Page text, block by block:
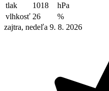
tlak
1018
hPa
vlhkosť 26
%
zajtra, nedeľa 9. 8. 2026